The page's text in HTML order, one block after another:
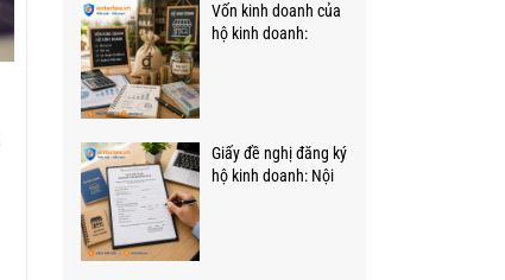
Vốn kinh doanh của
hộ kinh doanh:
Giấy đề nghị đăng ký
hộ kinh doanh: Nội